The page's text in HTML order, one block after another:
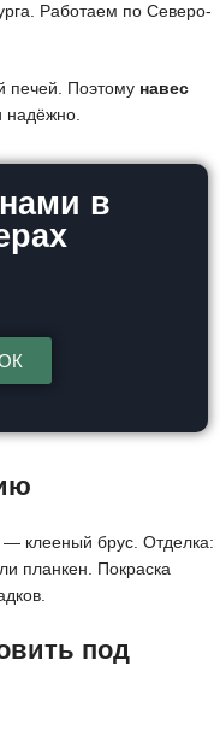
Работаем по Северо-
печей. Поэтому навес
надёжно.
в
— клееный брус. Отделка:
планкен. Покраска
под